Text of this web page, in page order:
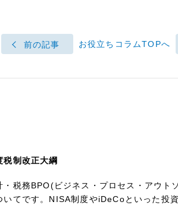
前の記事 お役立ちコラムTOPへ
税制改正大綱
・税務BPO(ビジネス・プロセス・アウト
いてです。NISA制度やiDeCoといった投